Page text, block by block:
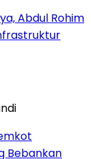
Abdul Rohim
Bebankan